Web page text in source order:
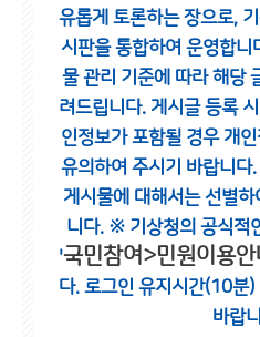
유롭게 토론하는 장으로,
시판을 통합하여 운영합니
물 관리 기준에 따라 해당
려드립니다. 게시글 등록
인정보가 포함될 경우 개
유의하여 주시기 바랍니다.
게시물에 대해서는 선별
니다. ※ 기상청의 공식적
'국민참여>민원이용안
다. 로그인 유지시간(10분)
바랍